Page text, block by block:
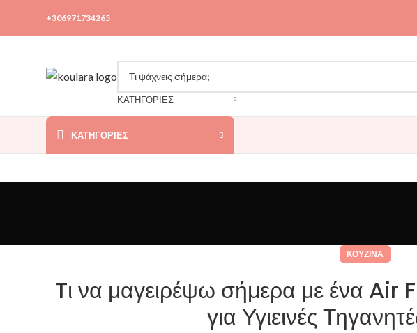
+306971734265
ΚΑΤΗΓΟΡΙΕΣ
ΚΑΤΗΓΟΡΊΕΣ
ΚΟΥΖΊΝΑ
Tι να μαγειρέψω σήμερα με ένα
για Υγιεινές